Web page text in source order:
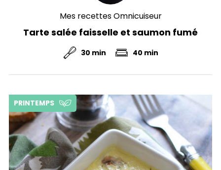
Mes recettes Omnicuiseur
Tarte salée faisselle et saumon fumé
30 min 40 min
PRINTEMPS